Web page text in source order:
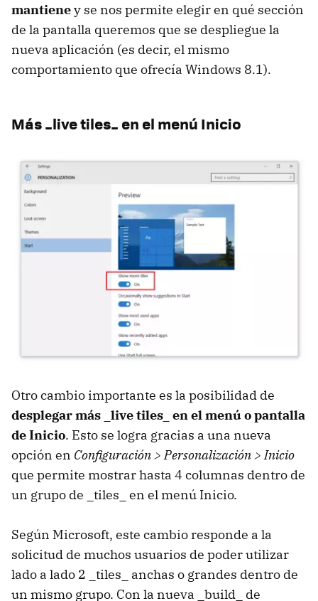
mantieney se nos permite elegir en qué sección
de la pantalla queremos que se despliegue la
nueva aplicación (es decir, el mismo
comportamiento que ofrecía Windows 8.1).
Más _live tiles_ en el menú Inicio
Otro cambio importante es la posibilidad de
desplegar más _live tiles_ en el menú o pantalla
de Inicio. Esto se logra gracias a una nueva
opción en Configuración > Personalización > Inicio
que permite mostrar hasta 4 columnas dentro de
un grupo de _tiles_ en el menú Inicio.
Según Microsoft, este cambio responde a la
solicitud de muchos usuarios de poder utilizar
lado a lado 2 _tiles_ anchas o grandes dentro de
un mismo grupo. Con la nueva _build_ de